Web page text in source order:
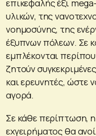
επικεφαλής έξι
υλικών, της
νοημοσύνης, της
έξυπνων πόλεων. Σε
εμπλέκονται
ζητούν
και ερευνητές, ώστε
αγορά.
Σε κάθε περίπτωση,
εχγειρήματος θα